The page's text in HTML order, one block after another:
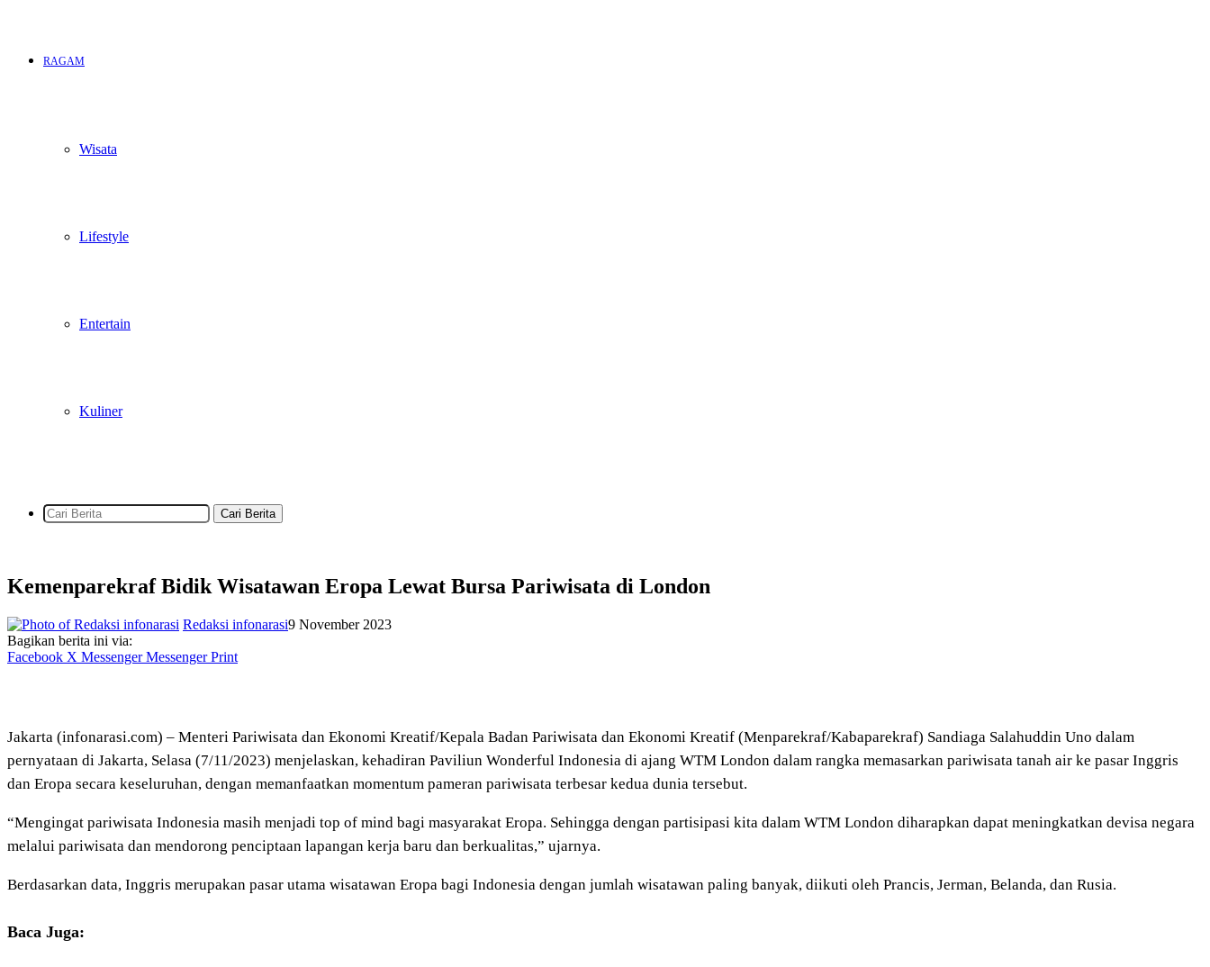
RAGAM
Wisata
Lifestyle
Entertain
Kuliner
Cari Berita
Kemenparekraf Bidik Wisatawan Eropa Lewat Bursa Pariwisata di London
Redaksi infonarasi9 November 2023
Bagikan berita ini via:
Facebook X Messenger Messenger Print
Jakarta (infonarasi.com) – Menteri Pariwisata dan Ekonomi Kreatif/Kepala Badan Pariwisata dan Ekonomi Kreatif (Menparekraf/Kabaparekraf) Sandiaga Salahuddin Uno dalam
pernyataan di Jakarta, Selasa (7/11/2023) menjelaskan, kehadiran Paviliun Wonderful Indonesia di ajang WTM London dalam rangka memasarkan pariwisata tanah air ke pasar Inggris
dan Eropa secara keseluruhan, dengan memanfaatkan momentum pameran pariwisata terbesar kedua dunia tersebut.
“Mengingat pariwisata Indonesia masih menjadi top of mind bagi masyarakat Eropa. Sehingga dengan partisipasi kita dalam WTM London diharapkan dapat meningkatkan devisa negara
melalui pariwisata dan mendorong penciptaan lapangan kerja baru dan berkualitas,” ujarnya.
Berdasarkan data, Inggris merupakan pasar utama wisatawan Eropa bagi Indonesia dengan jumlah wisatawan paling banyak, diikuti oleh Prancis, Jerman, Belanda, dan Rusia.
Baca Juga: